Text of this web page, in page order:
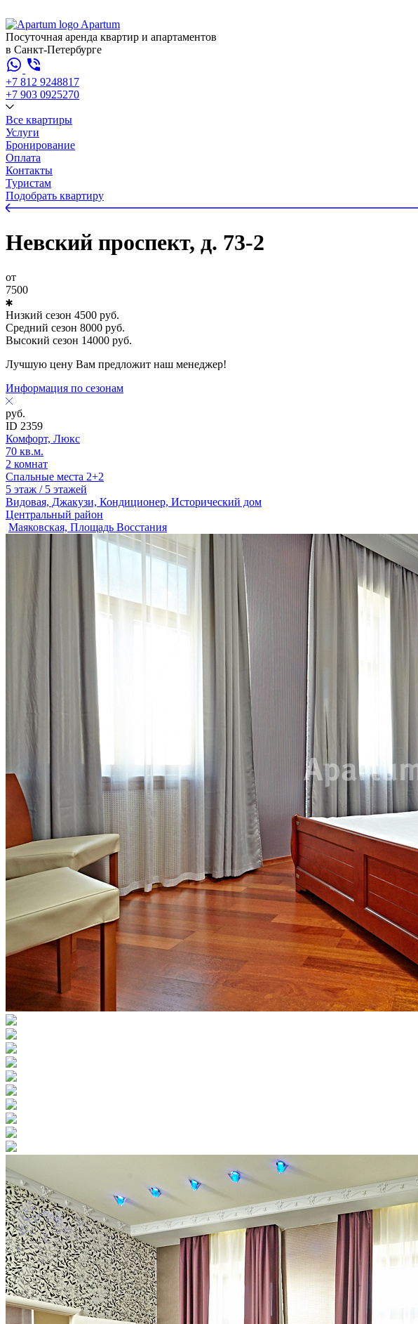
Apartum
Посуточная аренда квартир и апартаментов
в Санкт-Петербурге
+7 812 9248817
+7 903 0925270
Все квартиры
Услуги
Бронирование
Оплата
Контакты
Туристам
Подобрать квартиру
Невский проспект, д. 73-2
от
7500
Низкий сезон 4500 руб.
Средний сезон 8000 руб.
Высокий сезон 14000 руб.
Лучшую цену Вам предложит наш менеджер!
Информация по сезонам
руб.
ID 2359
Комфорт, Люкс
70 кв.м.
2 комнат
Спальные места 2+2
5 этаж / 5 этажей
Видовая, Джакузи, Кондиционер, Исторический дом
Центральный район
Маяковская, Площадь Восстания